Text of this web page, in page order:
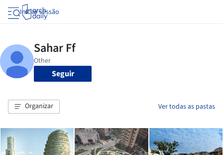
Iniciar sessão
Seguir
Organizar Ver todas as pastas